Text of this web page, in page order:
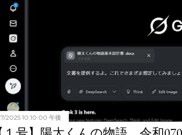
2025 10:10:00 午後